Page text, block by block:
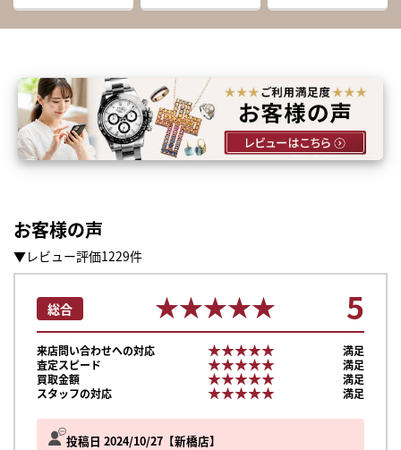
お客様の声
▼レビュー評価1229件
投稿日 2024/10/27 新橋店
総合 ★★★★★
★★★★★ 5
来店問い合わせへの対応 ★★★★★
★★★★★
満足
査定スピード
★★★★★
★★★★★
満足
買取金額
★★★★★
★★★★★
満足
スタッフの対応
★★★★★
★★★★★ 満足